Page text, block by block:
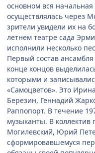
основном вся
осуществлялась через
зрители увидели их на
летнем театре сада
исполнили несколько
Первый состав
конце концов
которыми и
«Самоцветов». Это
Березин, Геннадий
Раппопорт. В течение
музыканты. В
Могилевский, Юрий
сформировавшемуся